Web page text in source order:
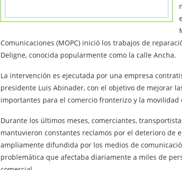
Comunicaciones (MOPC) inició los trabajos de
Deligne, conocida popularmente como la calle Ancha.
La intervención es ejecutada por una empresa
presidente Luis Abinader, con el objetivo de mejorar
importantes para el comercio fronterizo y la movilidad
Durante los últimos meses, comerciantes,
mantuvieron constantes reclamos por el deterioro de
ampliamente difundida por los medios de
problemática que afectaba diariamente a miles de